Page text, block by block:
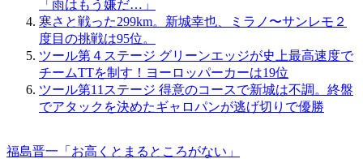
「雨はもう嫌だ…」
寒さと戦った299km。新城幸也、ミラノ〜サンレモ２
度目の挑戦は95位。
ツール第４ステージ グリーンエッジが史上最高速度で
チームTTを制す！ヨーロッパーカーは19位
ツール第11ステージ 得意のコースで新城は不調。終盤
でアタックを決めたギャロパンが逃げ切りで優勝
福島晋一「お高くとまるところがない」